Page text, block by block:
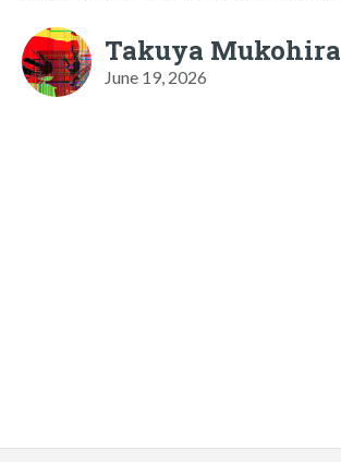
Takuya Mukohira
June 19, 2026